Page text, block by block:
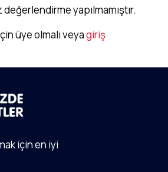
yapılmamıştır.
üye olmalı veyagiriş
için en iyi